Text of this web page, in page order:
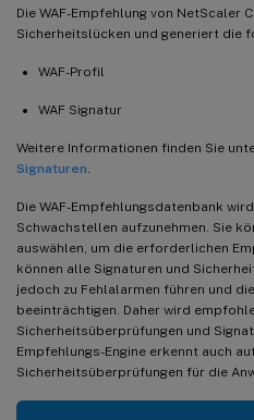
Die WAF-Empfehlung von NetScaler
Sicherheitslücken und generiert die
WAF-Profil
WAF Signatur
Weitere Informationen finden Sie
Signaturen
Die WAF-Empfehlungsdatenbank
Schwachstellen aufzunehmen. Sie
auswählen, um die erforderlichen
können alle Signaturen und
jedoch zu Fehlalarmen führen und
beeinträchtigen. Daher wird
Sicherheitsüberprüfungen und
Empfehlungs-Engine erkennt auch
Sicherheitsüberprüfungen für die